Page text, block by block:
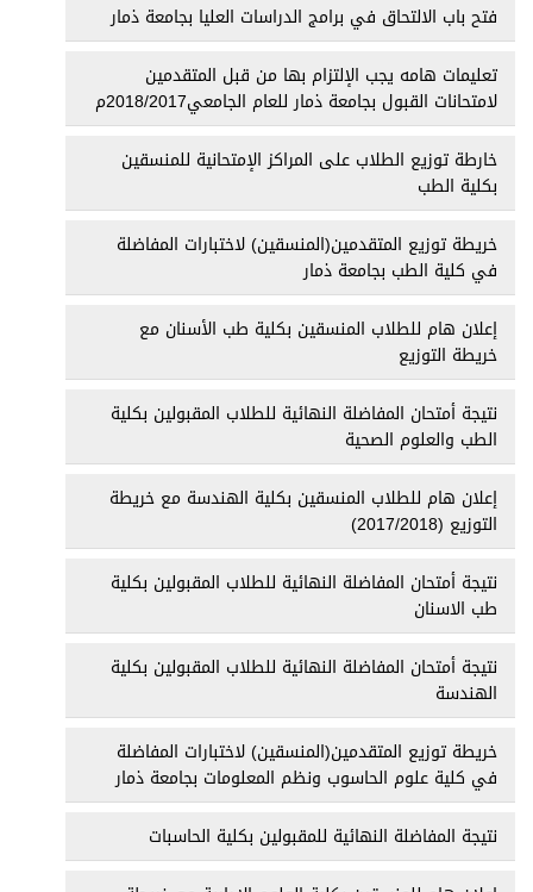
فتح باب الالتحاق في برامج الدراسات العليا بجامعة ذمار
تعليمات هامه يجب الإلتزام بها من قبل المتقدمين
لامتحانات القبول بجامعة ذمار للعام الجامعي2018/2017م
خارطة توزيع الطلاب على المراكز الإمتحانية للمنسقين
بكلية الطب
خريطة توزيع المتقدمين(المنسقين) لاختبارات المفاضلة
في كلية الطب بجامعة ذمار
إعلان هام للطلاب المنسقين بكلية طب الأسنان مع
خريطة التوزيع
نتيجة أمتحان المفاضلة النهائية للطلاب المقبولين بكلية
الطب والعلوم الصحية
إعلان هام للطلاب المنسقين بكلية الهندسة مع خريطة
التوزيع (2017/2018)
نتيجة أمتحان المفاضلة النهائية للطلاب المقبولين بكلية
طب الاسنان
نتيجة أمتحان المفاضلة النهائية للطلاب المقبولين بكلية
الهندسة
خريطة توزيع المتقدمين(المنسقين) لاختبارات المفاضلة
في كلية علوم الحاسوب ونظم المعلومات بجامعة ذمار
نتيجة المفاضلة النهائية للمقبولين بكلية الحاسبات